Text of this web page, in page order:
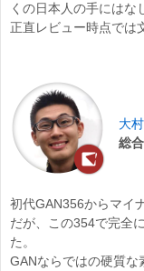
くの日本人の手にはな
正直レビュー時点では
大
総
初代GAN356からマイ
だが、この354で完全
た。
GANならではの硬質な